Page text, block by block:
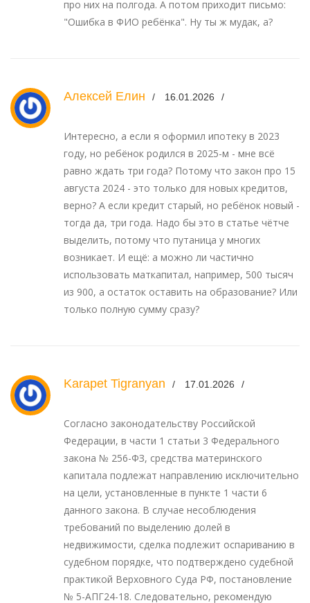
про них на полгода. А потом приходит письмо:
"Ошибка в ФИО ребёнка". Ну ты ж мудак, а?
Алексей Елин 16.01.2026
Интересно, а если я оформил ипотеку в 2023
году, но ребёнок родился в 2025-м - мне всё
равно ждать три года? Потому что закон про 15
августа 2024 - это только для новых кредитов,
верно? А если кредит старый, но ребёнок новый -
тогда да, три года. Надо бы это в статье чётче
выделить, потому что путаница у многих
возникает. И ещё: а можно ли частично
использовать маткапитал, например, 500 тысяч
из 900, а остаток оставить на образование? Или
только полную сумму сразу?
Karapet Tigranyan 17.01.2026
Согласно законодательству Российской
Федерации, в части 1 статьи 3 Федерального
закона № 256-ФЗ, средства материнского
капитала подлежат направлению исключительно
на цели, установленные в пункте 1 части 6
данного закона. В случае несоблюдения
требований по выделению долей в
недвижимости, сделка подлежит оспариванию в
судебном порядке, что подтверждено судебной
практикой Верховного Суда РФ, постановление
№ 5-АПГ24-18. Следовательно, рекомендую